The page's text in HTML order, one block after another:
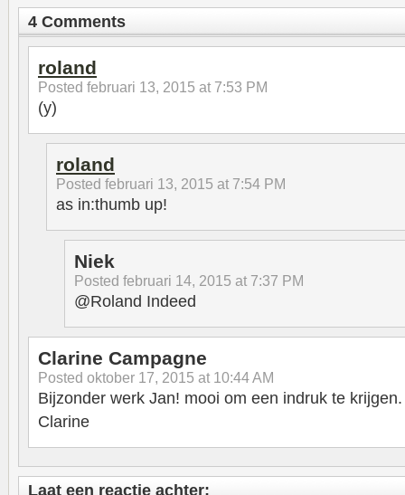
4 Comments
roland
Posted februari 13, 2015 at 7:53 PM
(y)
roland
Posted februari 13, 2015 at 7:54 PM
as in:thumb up!
Niek
Posted februari 14, 2015 at 7:37 PM
@Roland Indeed
Clarine Campagne
Posted oktober 17, 2015 at 10:44 AM
Bijzonder werk Jan! mooi om een indruk te krijgen.
Clarine
Laat een reactie achter;